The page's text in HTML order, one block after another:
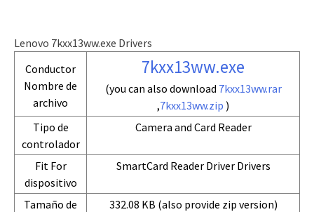
Lenovo 7kxx13ww.exe Drivers
Conductor
Nombre de
archivo
7kxx13ww.exe
(you can also download 7kxx13ww.rar
,7kxx13ww.zip )
Tipo de
controlador
Camera and Card Reader
Fit For
dispositivo
SmartCard Reader Driver Drivers
Tamaño de
332.08 KB (also provide zip version)